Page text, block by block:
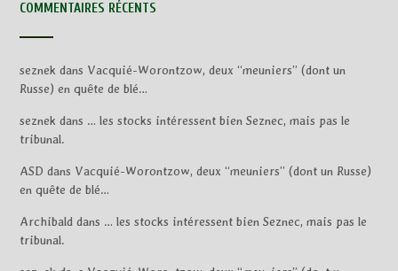
COMMENTAIRES RÉCENTS
seznek dans Vacquié-Worontzow, deux “meuniers” (dont un
Russe) en quête de blé…
seznek dans … les stocks intéressent bien Seznec, mais pas le
tribunal.
ASD dans Vacquié-Worontzow, deux “meuniers” (dont un Russe)
en quête de blé…
Archibald dans … les stocks intéressent bien Seznec, mais pas le
tribunal.